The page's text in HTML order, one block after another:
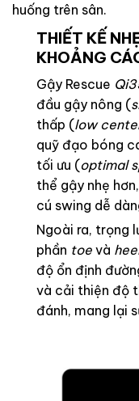
huống trên sân.
THIẾT KẾ
KHOẢNG
Gậy Rescue
đầu gậy nông (
thấp (low
quỹ đạo bóng
tối ưu (optimal
thể gậy nhẹ
cú swing dễ
Ngoài ra, trọng
phần toe và
độ ổn định
và cải thiện độ
đánh, mang lại